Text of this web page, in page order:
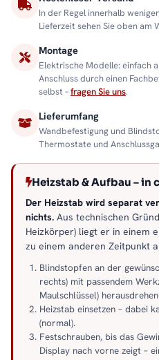
In der Regel innerhalb
Lieferzeit sehen Sie oben am
Montage
Elektrische Modelle: einfach
Anschluss durch einen
selbst –fragen Sie uns.
Lieferumfang
Wandbefestigung und
Thermostate und
Heizstab & Aufbau – in
Der Heizstab wird separat
nichts. Aus technischen
Heizkörper) liegt er in einem
zu einem anderen Zeitpunkt
Blindstopfen an der
rechts) mit passendem
Maulschlüssel)
Heizstab einsetzen – dabei
(normal).
Festschrauben, bis das
Display nach vorne zeigt –